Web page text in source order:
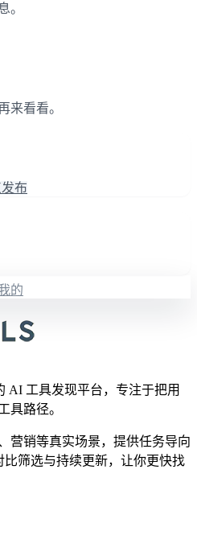
。
来看看。
发布
的
AI 工具发现平台，专注于把用
具路径。
营销等真实场景，提供任务导向
筛选与持续更新，让你更快找